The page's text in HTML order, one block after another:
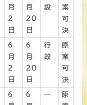
月
2
日
月
20
日
設
案
可
決
6
月
2
日
6
月
20
日
行
政
原
案
可
決
6
6
―
原